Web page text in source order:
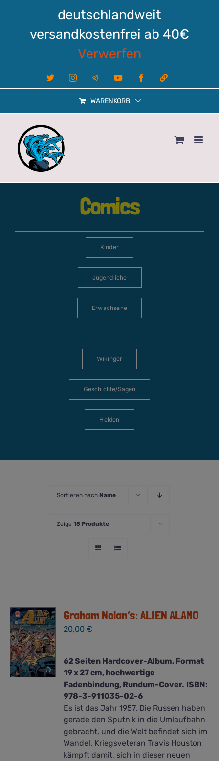
deutschlandweit
versandkostenfrei ab 40€
Verwerfen
X InstagramTelegram YouTube FacebookLinktree
WARENKORB
Comics
Kinder
Jugendliche
Erwachsene
Wikinger
Geschichte/Sagen
Helden
Sortieren nach Name
Zeige 15 Produkte
Graham Nolan’s: ALIEN ALAMO
20,00€
62 Seiten Hardcover-Album, Format
19 x 27 cm, hochwertige
Fadenbindung, Rundum-Cover. ISBN:
978-3-911035-02-6
Es ist das Jahr 1957. Die Russen haben
gerade den Sputnik in die Umlaufbahn
gebracht, und die Welt befindet sich im
Wandel. Kriegsveteran Travis Houston
kämpft damit, sich in dieser neuen